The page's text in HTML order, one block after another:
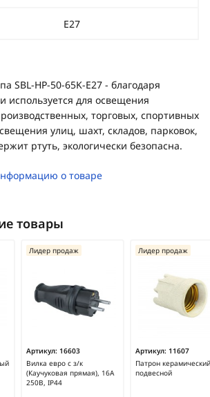
Е27
SBL-HP-50-65K-E27 - благодаря
для освещения
торговых, спортивных
улиц, шахт, складов, парковок,
ртуть, экологически безопасна.
о товаре
товары
Артикул: 16603
Вилка евро с з/к
(Каучуковая прямая), 16А
250В, IP44
Лидер продаж
Артикул: 11607
Патрон
подвесной
Лидер продаж